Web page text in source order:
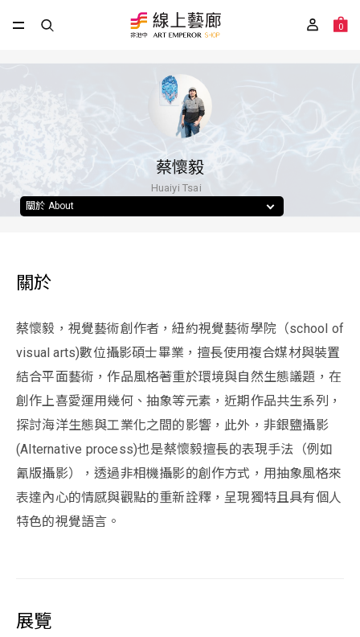
0
蔡懷毅
Huaiyi Tsai
關於 About
關於
蔡懷毅，視覺藝術創作者，紐約視覺藝術學院（school of
visual arts)數位攝影碩士畢業，擅長使用複合媒材與裝置
結合平面藝術，作品風格著重於環境與自然生態議題，在
創作上喜愛運用幾何、抽象等元素，近期作品共生系列，
探討海洋生態與工業化之間的影響，此外，非銀鹽攝影
(Alternative process)也是蔡懷毅擅長的表現手法（例如
氰版攝影），透過非相機攝影的創作方式，用抽象風格來
表達內心的情感與觀點的重新詮釋，呈現獨特且具有個人
特色的視覺語言。
展覽